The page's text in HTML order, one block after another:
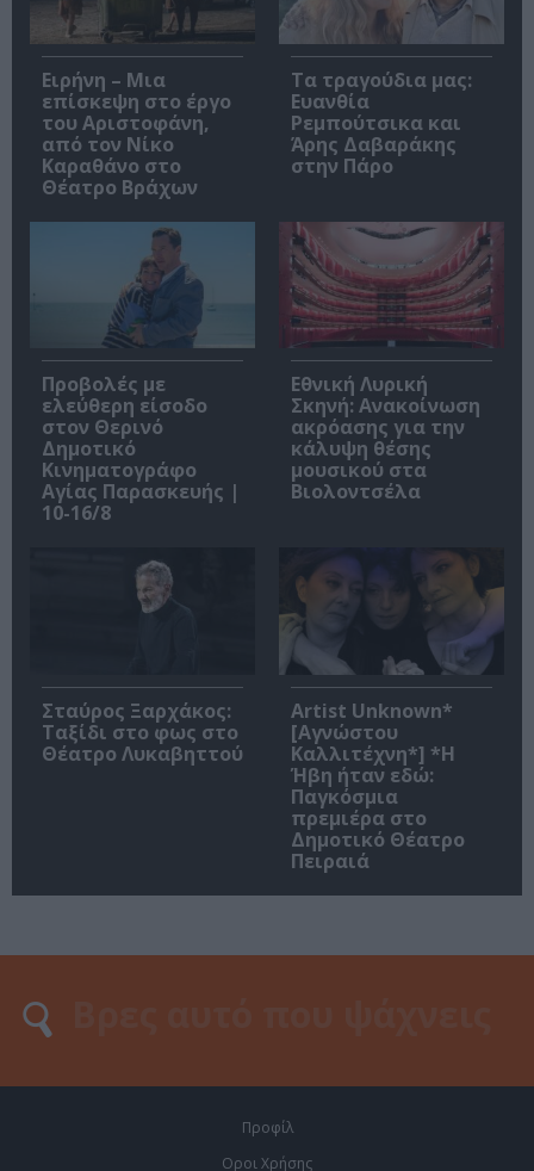
Ειρήνη – Μια
επίσκεψη στο έργο
του Αριστοφάνη,
από τον Νίκο
Καραθάνο στο
Θέατρο Βράχων
Τα τραγούδια μας:
Ευανθία
Ρεμπούτσικα και
Άρης Δαβαράκης
στην Πάρο
Προβολές με
ελεύθερη είσοδο
στον Θερινό
Δημοτικό
Κινηματογράφο
Αγίας Παρασκευής |
10-16/8
Εθνική Λυρική
Σκηνή: Ανακοίνωση
ακρόασης για την
κάλυψη θέσης
μουσικού στα
Βιολοντσέλα
Σταύρος Ξαρχάκος:
Ταξίδι στο φως στο
Θέατρο Λυκαβηττού
Artist Unknown*
[Αγνώστου
Καλλιτέχνη*] *Η
Ήβη ήταν εδώ:
Παγκόσμια
πρεμιέρα στο
Δημοτικό Θέατρο
Πειραιά
Προφίλ
Οροι Χρήσης